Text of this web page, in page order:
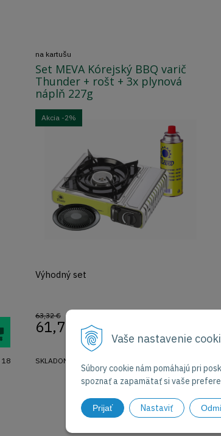
Vaše nastavenie
Súbory cookie nám pomáhajú pri
spoznať a zapamätať si vaše
Prijať Nastaviť
18
na kartušu
Set MEVA Kórejský BBQ varič
Thunder + rošt + 3x plynová
náplň 227g
Akcia -2%
Výhodný set
63,32 €
61,76 €
SKLADOM